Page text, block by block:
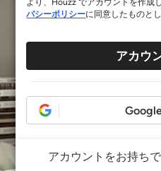
より、Houzz でアカウントを作成し
バシーポリシーに同意したものとし
アカウ
アカウントをお持ち